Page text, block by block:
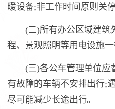
暖设备;非工作时间原则关
(二)所有办公区域建筑
程、景观照明等用电设施一
(三)各公车管理单位应督
有故障的车辆不安排出行;
尽可能减少长途出行。